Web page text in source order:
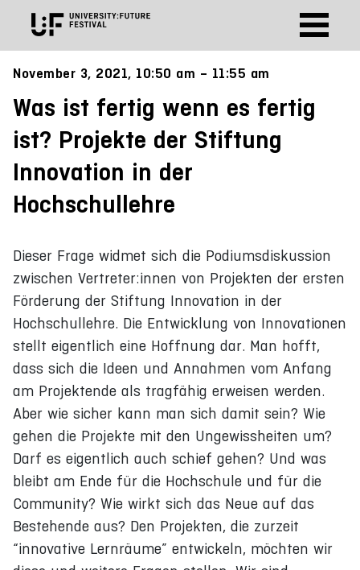
November 3, 2021, 10:50 am – 11:55 am
Was ist fertig wenn es fertig
ist? Projekte der Stiftung
Innovation in der
Hochschullehre
Dieser Frage widmet sich die Podiumsdiskussion
zwischen Vertreter:innen von Projekten der ersten
Förderung der Stiftung Innovation in der
Hochschullehre. Die Entwicklung von Innovationen
stellt eigentlich eine Hoffnung dar. Man hofft,
dass sich die Ideen und Annahmen vom Anfang
am Projektende als tragfähig erweisen werden.
Aber wie sicher kann man sich damit sein? Wie
gehen die Projekte mit den Ungewissheiten um?
Darf es eigentlich auch schief gehen? Und was
bleibt am Ende für die Hochschule und für die
Community? Wie wirkt sich das Neue auf das
Bestehende aus? Den Projekten, die zurzeit
“innovative Lernräume” entwickeln, möchten wir